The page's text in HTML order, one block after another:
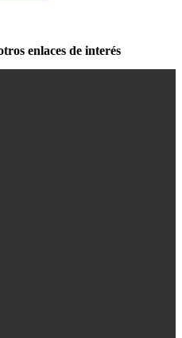
enlaces de interés